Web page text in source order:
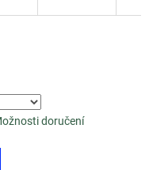
doručení